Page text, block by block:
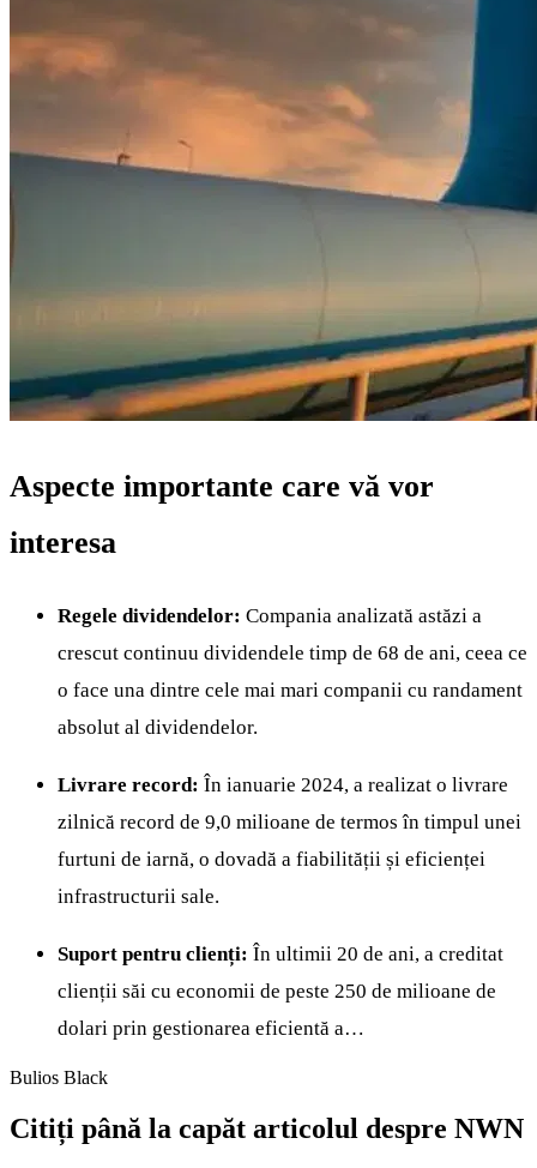
Aspecte importante care vă vor
interesa
Regele dividendelor: Compania analizată astăzi a
crescut continuu dividendele timp de 68 de ani, ceea ce
o face una dintre cele mai mari companii cu randament
absolut al dividendelor.
Livrare record: În ianuarie 2024, a realizat o livrare
zilnică record de 9,0 milioane de termos în timpul unei
furtuni de iarnă, o dovadă a fiabilității și eficienței
infrastructurii sale.
Suport pentru clienți: În ultimii 20 de ani, a creditat
clienții săi cu economii de peste 250 de milioane de
dolari prin gestionarea eficientă a…
Bulios Black
Citiți până la capăt articolul despre NWN